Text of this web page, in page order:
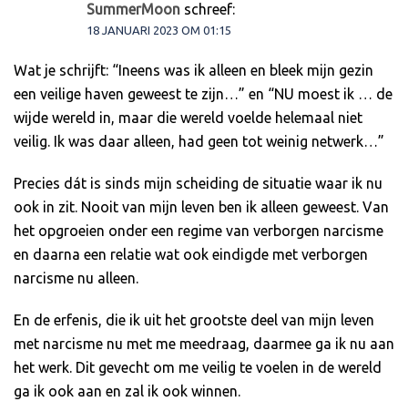
SummerMoon schreef:
18 JANUARI 2023 OM 01:15
Wat je schrijft: “Ineens was ik alleen en bleek mijn gezin
een veilige haven geweest te zijn…” en “NU moest ik … de
wijde wereld in, maar die wereld voelde helemaal niet
veilig. Ik was daar alleen, had geen tot weinig netwerk…”
Precies dát is sinds mijn scheiding de situatie waar ik nu
ook in zit. Nooit van mijn leven ben ik alleen geweest. Van
het opgroeien onder een regime van verborgen narcisme
en daarna een relatie wat ook eindigde met verborgen
narcisme nu alleen.
En de erfenis, die ik uit het grootste deel van mijn leven
met narcisme nu met me meedraag, daarmee ga ik nu aan
het werk. Dit gevecht om me veilig te voelen in de wereld
ga ik ook aan en zal ik ook winnen.